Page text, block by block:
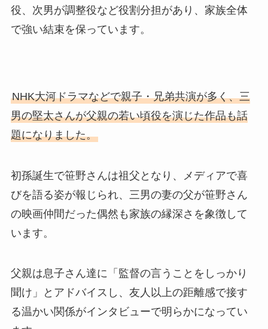
役、次男が調整役など役割分担があり、家族全体
で強い結束を保っています。
NHK大河ドラマなどで親子・兄弟共演が多く、三
男の堅太さんが父親の若い頃役を演じた作品も話
題になりました。
初孫誕生で笹野さんは祖父となり、メディアで喜
びを語る姿が報じられ、三男の妻の父が笹野さん
の映画仲間だった偶然も家族の縁深さを象徴して
います。
父親は息子さん達に「監督の言うことをしっかり
聞け」とアドバイスし、友人以上の距離感で接す
る温かい関係がインタビューで明らかになってい